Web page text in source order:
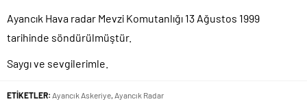
Ayancık Hava radar Mevzi Komutanlığı 13 Ağustos 1999
tarihinde söndürülmüştür.
Saygı ve sevgilerimle.
ETİKETLER: Ayancık Askeriye, Ayancık Radar